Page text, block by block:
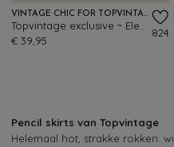
VINTAGE CHIC FOR TOPVINTAGE
€ 39,95
824
Pencil skirts van Topvintage
Helemaal hot, strakke rokken: